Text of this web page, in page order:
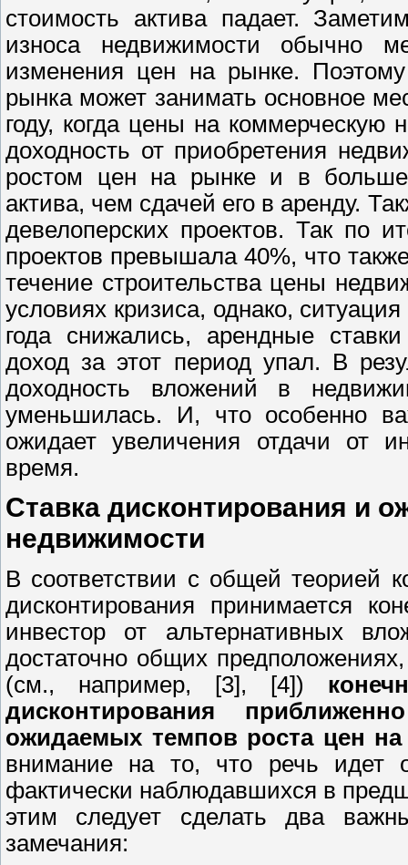
стоимость актива падает.
износа недвижимости обычно
изменения цен на рынке.
рынка может занимать основное
году, когда цены на
доходность от приобретения
ростом цен на рынке и в
актива, чем сдачей его в аренду.
девелоперских проектов. Так по
проектов превышала 40%, что
течение строительства цены
условиях кризиса, однако,
года снижались, арендные
доход за этот период упал. В
доходность вложений в
уменьшилась. И, что особенно
ожидает увеличения отдачи от
время.
Ставка дисконтирования и
недвижимости
В соответствии с общей теорией
дисконтирования принимается
инвестор от альтернативных
достаточно общих
(см., например, [3], [4])
дисконтирования
ожидаемых темпов роста цен
внимание на то, что речь идет
фактически наблюдавшихся в
этим следует сделать два
замечания: